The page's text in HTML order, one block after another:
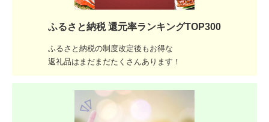
ふるさと納税 還元率ランキングTOP300
ふるさと納税の制度改定後もお得な
返礼品はまだまだたくさんあります！